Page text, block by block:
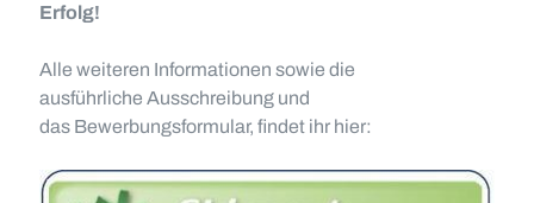
Erfolg!
Alle weiteren Informationen sowie die
ausführliche Ausschreibung und
das Bewerbungsformular, findet ihr hier: